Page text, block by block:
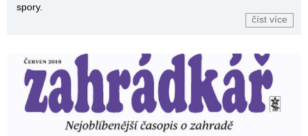
spory.
číst více